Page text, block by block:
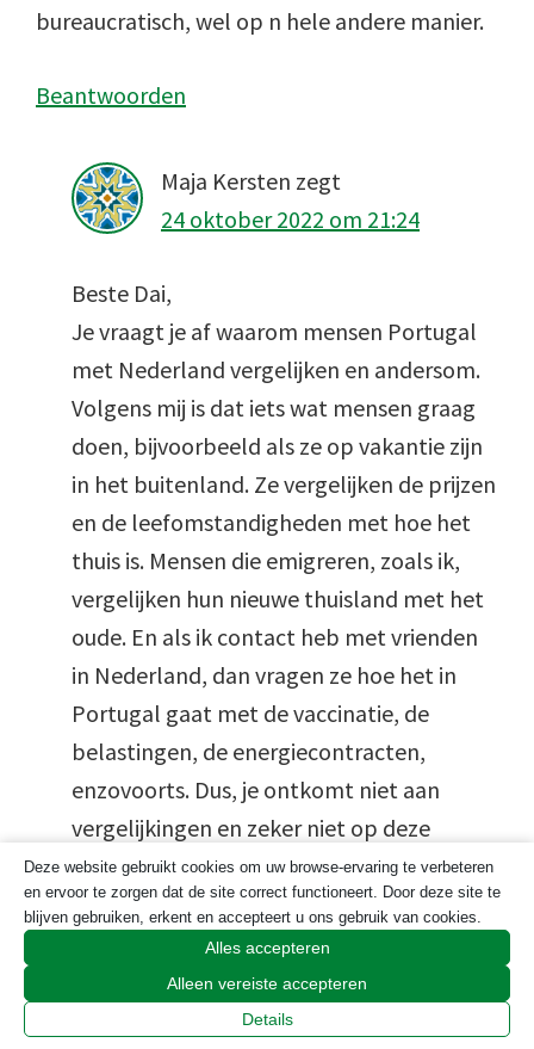
bureaucratisch, wel op n hele andere manier.
Beantwoorden
Maja Kersten zegt
24 oktober 2022 om 21:24
Beste Dai,
Je vraagt je af waarom mensen Portugal
met Nederland vergelijken en andersom.
Volgens mij is dat iets wat mensen graag
doen, bijvoorbeeld als ze op vakantie zijn
in het buitenland. Ze vergelijken de prijzen
en de leefomstandigheden met hoe het
thuis is. Mensen die emigreren, zoals ik,
vergelijken hun nieuwe thuisland met het
oude. En als ik contact heb met vrienden
in Nederland, dan vragen ze hoe het in
Portugal gaat met de vaccinatie, de
belastingen, de energiecontracten,
enzovoorts. Dus, je ontkomt niet aan
vergelijkingen en zeker niet op deze
website.
Maar je hebt de essentie van mijn stukje
goed begrepen. Ik vind Portugal niet meer
en niet minder bureaucratisch dan
Deze website gebruikt cookies om uw browse-ervaring te verbeteren
en ervoor te zorgen dat de site correct functioneert. Door deze site te
blijven gebruiken, erkent en accepteert u ons gebruik van cookies.
Alles accepteren
Alleen vereiste accepteren
Details